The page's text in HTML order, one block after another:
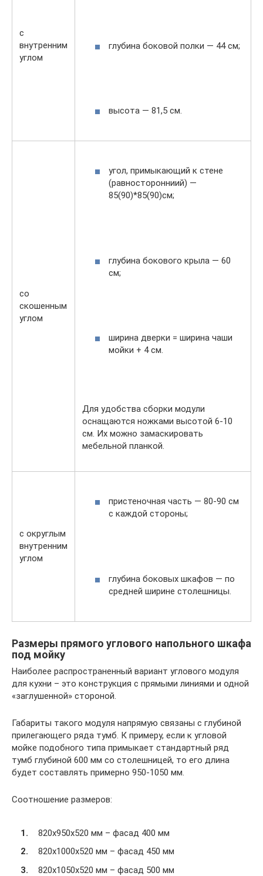
с
внутренним
углом
глубина боковой полки — 44 см;
высота — 81,5 см.
со
скошенным
углом
угол, примыкающий к стене
(равносторонниий) —
85(90)*85(90)см;
глубина бокового крыла — 60
см;
ширина дверки = ширина чаши
мойки + 4 см.
Для удобства сборки модули
оснащаются ножками высотой 6-10
см. Их можно замаскировать
мебельной планкой.
с округлым
внутренним
углом
пристеночная часть — 80-90 см
с каждой стороны;
глубина боковых шкафов — по
средней ширине столешницы.
Размеры прямого углового напольного шкафа
под мойку
Наиболее распространенный вариант углового модуля
для кухни – это конструкция с прямыми линиями и одной
«заглушенной» стороной.
Габариты такого модуля напрямую связаны с глубиной
прилегающего ряда тумб. К примеру, если к угловой
мойке подобного типа примыкает стандартный ряд
тумб глубиной 600 мм со столешницей, то его длина
будет составлять примерно 950-1050 мм.
Соотношение размеров:
820х950х520 мм – фасад 400 мм
820х1000х520 мм – фасад 450 мм
820х1050х520 мм – фасад 500 мм